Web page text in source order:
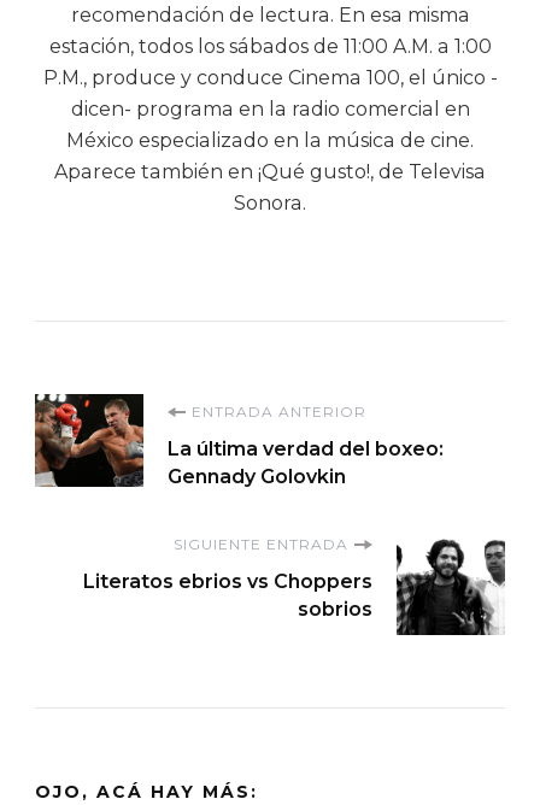
recomendación de lectura. En esa misma
estación, todos los sábados de 11:00 A.M. a 1:00
P.M., produce y conduce Cinema 100, el único -
dicen- programa en la radio comercial en
México especializado en la música de cine.
Aparece también en ¡Qué gusto!, de Televisa
Sonora.
Navegación
de
entradas
ENTRADA ANTERIOR
La última verdad del boxeo:
Gennady Golovkin
SIGUIENTE ENTRADA
Literatos ebrios vs Choppers
sobrios
OJO, ACÁ HAY MÁS: